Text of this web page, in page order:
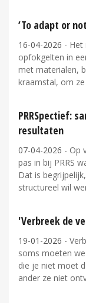
‘To adapt or
16-04-2026 - Het
opfokgelten in
met materialen,
kraamstal, om
PRRSpectief:
resultaten
07-04-2026 - Op
pas in bij PRRS
Dat is
structureel wil
'Verbreek de
19-01-2026 -
soms moeten
die je niet moet
ander ze niet